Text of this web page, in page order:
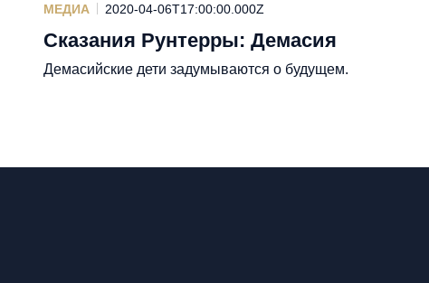
МЕДИА 2020-04-06T17:00:00.000Z
Сказания Рунтерры: Демасия
Демасийские дети задумываются о будущем.